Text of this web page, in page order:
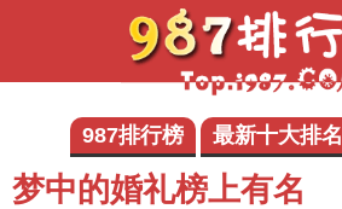
987排行榜 最新十大排名
梦中的婚礼榜上有名